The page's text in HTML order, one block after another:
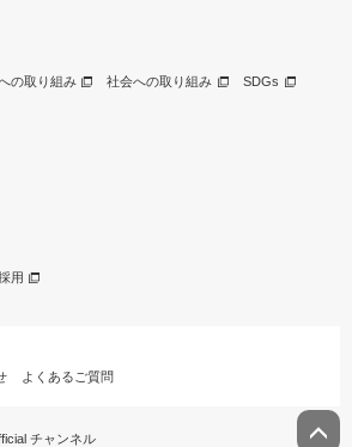
の取り組み 社会への取り組み SDGs
用
よくあるご質問
チャンネル